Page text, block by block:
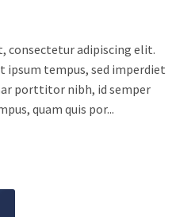
consectetur adipiscing elit.
tempus, sed imperdiet
porttitor nibh, id semper
quam quis por...